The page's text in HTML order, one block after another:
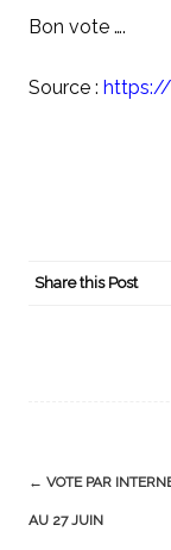
Bon vote ….
Source :
Share this Post
Post
navigation
← VOTE PAR
AU 27 JUIN